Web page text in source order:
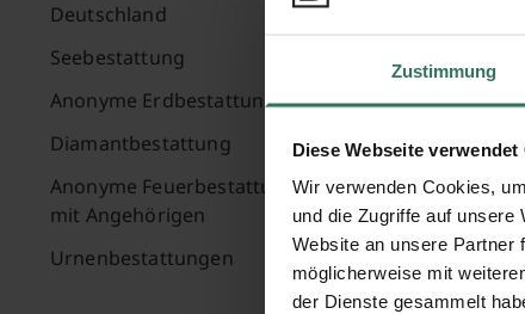
Zustimmung
Diese Webseite verwendet
Wir verwenden Cookies,
und die Zugriffe auf unsere
Website an unsere Partner
möglicherweise mit
der Dienste gesammelt
Deutschland
Seebestattung
Anonyme Erdbestattung
Diamantbestattung
Anonyme Feuerbestattung
mit Angehörigen
Urnenbestattungen